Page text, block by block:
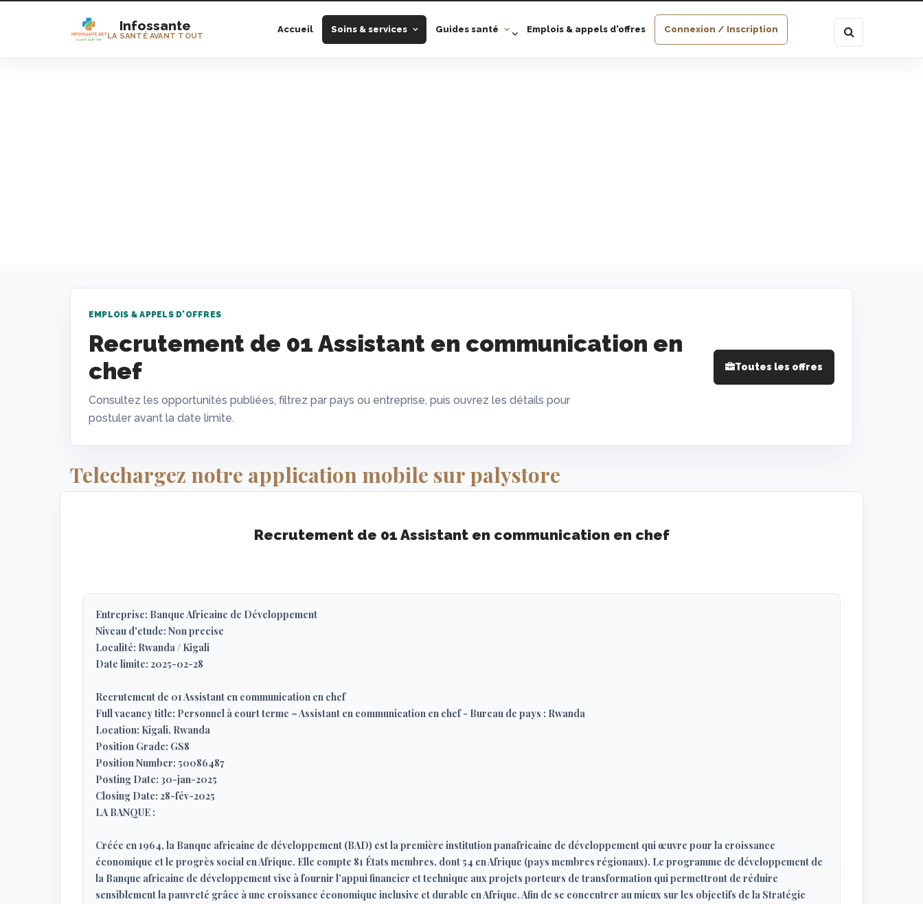
Infossante
LA SANTÉ AVANT TOUT
Accueil Soins & services Guides santé Emplois & appels d'offres Connexion / Inscription
EMPLOIS & APPELS D'OFFRES
Recrutement de 01 Assistant en communication en
chef
Consultez les opportunités publiées, filtrez par pays ou entreprise, puis ouvrez les détails pour
postuler avant la date limite.
Toutes les offres
Telechargez notre application mobile sur palystore
Recrutement de 01 Assistant en communication en chef
Entreprise: Banque Africaine de Développement
Niveau d'etude: Non precise
Localité: Rwanda / Kigali
Date limite: 2025-02-28
Recrutement de 01 Assistant en communication en chef
Full vacancy title: Personnel à court terme – Assistant en communication en chef - Bureau de pays : Rwanda
Location: Kigali, Rwanda
Position Grade: GS8
Position Number: 50086487
Posting Date: 30-jan-2025
Closing Date: 28-fév-2025
LA BANQUE :
Créée en 1964, la Banque africaine de développement (BAD) est la première institution panafricaine de développement qui œuvre pour la croissance
économique et le progrès social en Afrique. Elle compte 81 États membres, dont 54 en Afrique (pays membres régionaux). Le programme de développement de
la Banque africaine de développement vise à fournir l’appui financier et technique aux projets porteurs de transformation qui permettront de réduire
sensiblement la pauvreté grâce à une croissance économique inclusive et durable en Afrique. Afin de se concentrer au mieux sur les objectifs de la Stratégie